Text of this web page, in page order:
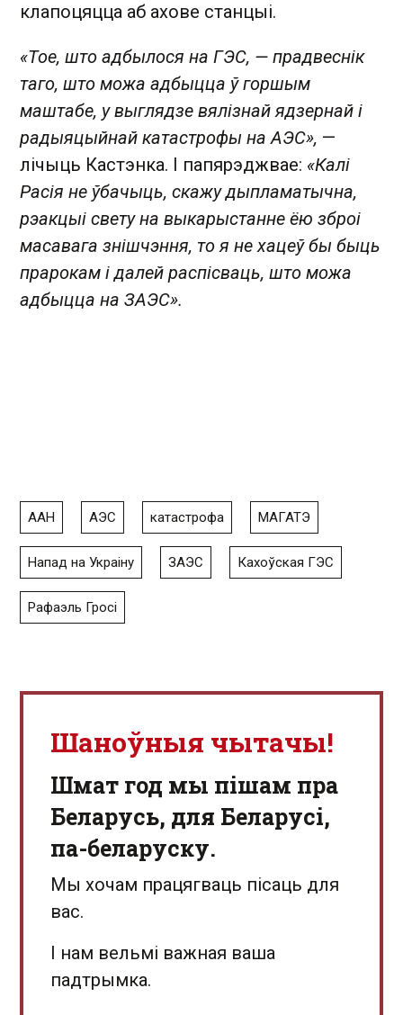
клапоцяцца аб ахове станцыі.
«Тое, што адбылося на ГЭС, — прадвеснік
таго, што можа адбыцца ў горшым
маштабе, у выглядзе вялізнай ядзернай і
радыяцыйнай катастрофы на АЭС», —
лічыць Кастэнка. І папярэджвае: «Калі
Расія не ўбачыць, скажу дыпламатычна,
рэакцыі свету на выкарыстанне ёю зброі
масавага знішчэння, то я не хацеў бы быць
прарокам і далей распісваць, што можа
адбыцца на ЗАЭС».
ААН АЭС катастрофа МАГАТЭ
Напад на Украіну ЗАЭС Кахоўская ГЭС
Рафаэль Гросі
Шаноўныя чытачы!
Шмат год мы пішам пра
Беларусь, для Беларусі,
па-беларуску.
Мы хочам працягваць пісаць для
вас.
І нам вельмі важная ваша
падтрымка.